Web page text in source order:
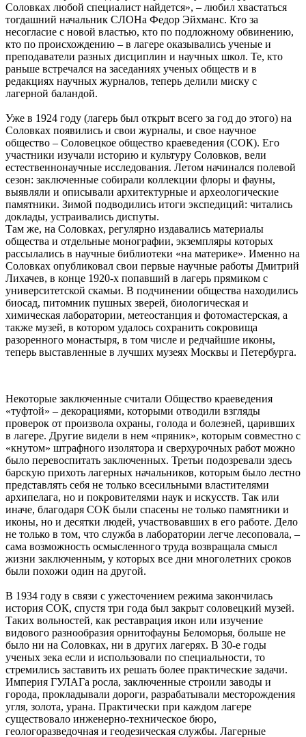
Соловках любой специалист найдется», – любил хвастаться
тогдашний начальник СЛОНа Федор Эйхманс. Кто за
несогласие с новой властью, кто по подложному обвинению,
кто по происхождению – в лагере оказывались ученые и
преподаватели разных дисциплин и научных школ. Те, кто
раньше встречался на заседаниях ученых обществ и в
редакциях научных журналов, теперь делили миску с
лагерной баландой.
Уже в 1924 году (лагерь был открыт всего за год до этого) на
Соловках появились и свои журналы, и свое научное
общество – Соловецкое общество краеведения (СОК). Его
участники изучали историю и культуру Соловков, вели
естественнонаучные исследования. Летом начинался полевой
сезон: заключенные собирали коллекции флоры и фауны,
выявляли и описывали архитектурные и археологические
памятники. Зимой подводились итоги экспедиций: читались
доклады, устраивались диспуты.
Там же, на Соловках, регулярно издавались материалы
общества и отдельные монографии, экземпляры которых
рассылались в научные библиотеки «на материке». Именно на
Соловках опубликовал свои первые научные работы Дмитрий
Лихачев, в конце 1920-х попавший в лагерь прямиком с
университетской скамьи. В подчинении общества находились
биосад, питомник пушных зверей, биологическая и
химическая лаборатории, метеостанция и фотомастерская, а
также музей, в котором удалось сохранить сокровища
разоренного монастыря, в том числе и редчайшие иконы,
теперь выставленные в лучших музеях Москвы и Петербурга.
Некоторые заключенные считали Общество краеведения
«туфтой» – декорациями, которыми отводили взгляды
проверок от произвола охраны, голода и болезней, царивших
в лагере. Другие видели в нем «пряник», которым совместно с
«кнутом» штрафного изолятора и сверхурочных работ можно
было перевоспитать заключенных. Третьи подозревали здесь
барскую прихоть лагерных начальников, которым было лестно
представлять себя не только всесильными властителями
архипелага, но и покровителями наук и искусств. Так или
иначе, благодаря СОК были спасены не только памятники и
иконы, но и десятки людей, участвовавших в его работе. Дело
не только в том, что служба в лаборатории легче лесоповала, –
сама возможность осмысленного труда возвращала смысл
жизни заключенным, у которых все дни многолетних сроков
были похожи один на другой.
В 1934 году в связи с ужесточением режима закончилась
история СОК, спустя три года был закрыт соловецкий музей.
Таких вольностей, как реставрация икон или изучение
видового разнообразия орнитофауны Беломорья, больше не
было ни на Соловках, ни в других лагерях. В 30-е годы
ученых зека если и использовали по специальности, то
стремились заставить их решать более практические задачи.
Империя ГУЛАГа росла, заключенные строили заводы и
города, прокладывали дороги, разрабатывали месторождения
угля, золота, урана. Практически при каждом лагере
существовало инженерно-техническое бюро,
геологоразведочная и геодезическая службы. Лагерные